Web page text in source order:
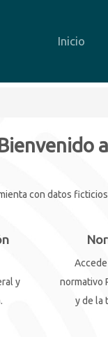
Inicio
con datos
y
normativo
y de la